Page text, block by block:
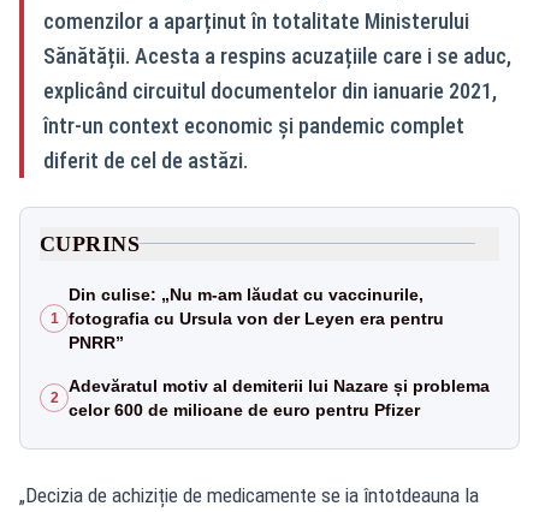
comenzilor a aparținut în totalitate Ministerului
Sănătății. Acesta a respins acuzațiile care i se aduc,
explicând circuitul documentelor din ianuarie 2021,
într-un context economic și pandemic complet
diferit de cel de astăzi.
CUPRINS
1
Din culise: „Nu m-am lăudat cu vaccinurile,
fotografia cu Ursula von der Leyen era pentru
PNRR”
2
Adevăratul motiv al demiterii lui Nazare și problema
celor 600 de milioane de euro pentru Pfizer
„Decizia de achiziție de medicamente se ia întotdeauna la